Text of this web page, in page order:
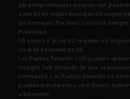
∆Al enviar mensajes de texto con
acuerdo en recibir mensajes de
de mensajes. Por favor, consulte
Privacidad.
†El acceso a la red 5G requiere un
un área de cobertura 5G.
Los Puntos Rewards solo pueden
Straight Talk después de que se
necesarios. Los Puntos Rewards no
pueden transferirse a otro cliente.
adicionales.